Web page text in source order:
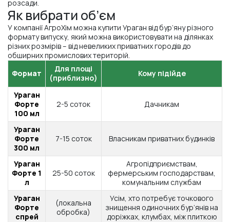
розсади.
Як вибрати об’єм
У компанії АгроХім можна купити Ураган від бур’яну різного
формату випуску, який можна використовувати на ділянках
різних розмірів – від невеликих приватних городів до
обширних промислових територій.
Формат
Для площі
(приблизно)
Кому підійде
Ураган
Форте
100 мл
2-5 соток Дачникам
Ураган
Форте
300 мл
7-15 соток Власникам приватних будинків
Ураган
Форте 1
л
25-50 соток
Агропідприємствам,
фермерським господарствам,
комунальним службам
Ураган
Форте
спрей
(локальна
обробка)
Усім, хто потребує точкового
знищення одиночних бур’янів на
доріжках, клумбах, між плиткою